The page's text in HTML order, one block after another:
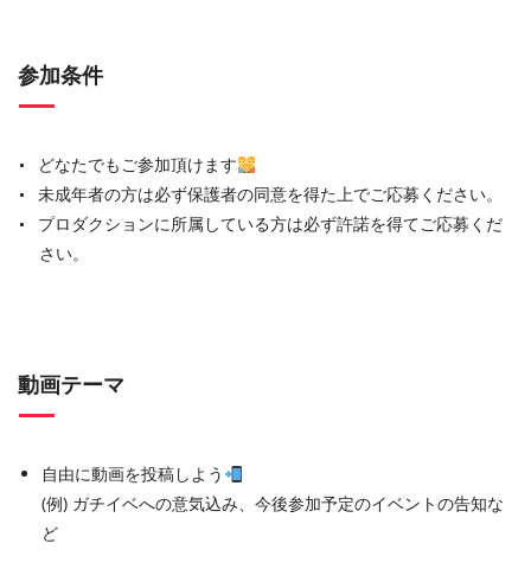
参加条件
どなたでもご参加頂けます
未成年者の方は必ず保護者の同意を得た上でご応募ください。
プロダクションに所属している方は必ず許諾を得てご応募くだ
さい。
動画テーマ
自由に動画を投稿しよう
(例) ガチイベへの意気込み、今後参加予定のイベントの告知な
ど